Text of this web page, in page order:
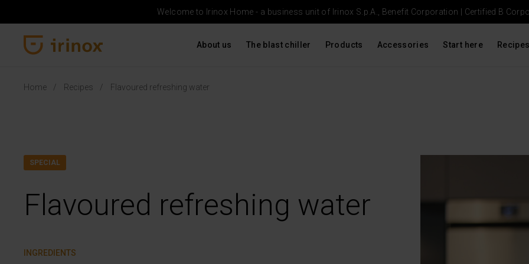
Welcome to Irinox Home - a business unit of Irinox S.p.A., Benefit Corporation | Certified B
About us The blast chiller Products Accessories Start here Recipes
Home Recipes Flavoured refreshing water
SPECIAL
Flavoured refreshing water
INGREDIENTS